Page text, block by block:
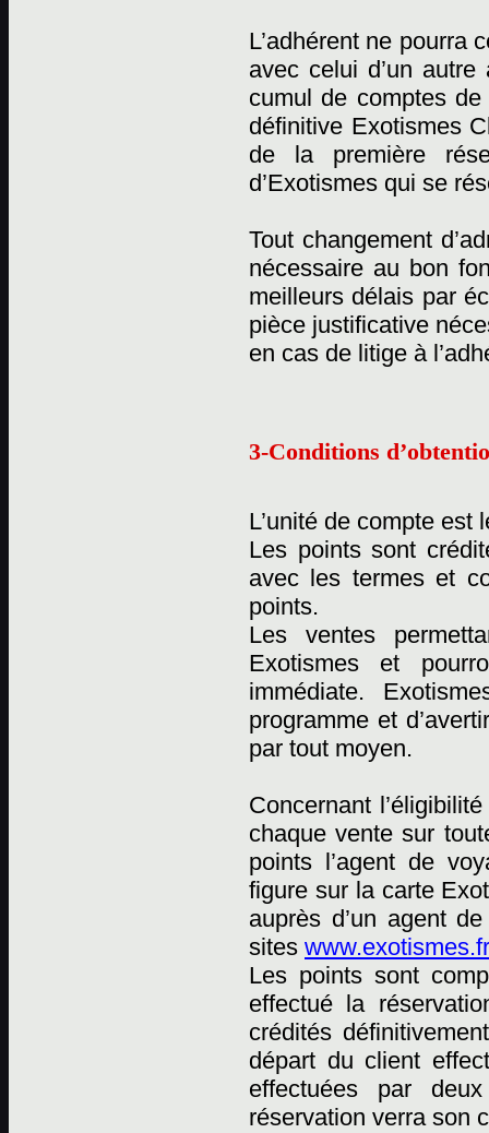
L’adhérent ne pourra
avec celui d’un
cumul de comptes
définitive Exotismes
de la première
d’Exotismes qui se
Tout changement
nécessaire au bon
meilleurs délais par
pièce justificative
en cas de litige à
3-Conditions
L’unité de compte est
Les points sont
avec les termes et
points.
Les ventes
Exotismes et
immédiate.
programme et
par tout moyen.
Concernant
chaque vente sur
points l’agent de
figure sur la carte
auprès d’un agent
sites
Les points sont
effectué la
crédités
départ du client
effectuées par
réservation verra son